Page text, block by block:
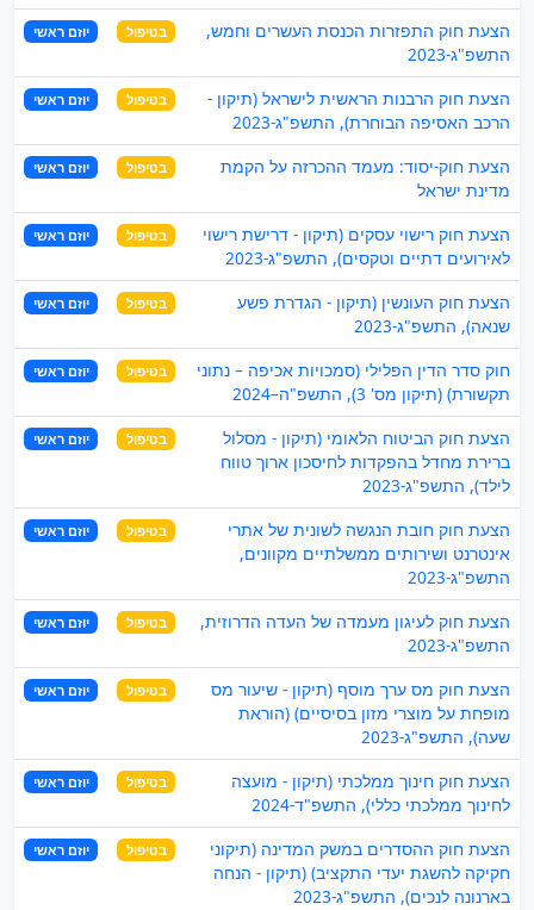
הצעת חוק התפזרות הכנסת העשרים וחמש,
התשפ"ג-2023
בטיפול יוזם ראשי
הצעת חוק הרבנות הראשית לישראל (תיקון -
הרכב האסיפה הבוחרת), התשפ"ג-2023
בטיפול יוזם ראשי
הצעת חוק-יסוד: מעמד ההכרזה על הקמת
מדינת ישראל
בטיפול יוזם ראשי
הצעת חוק רישוי עסקים (תיקון - דרישת רישוי
לאירועים דתיים וטקסים), התשפ"ג-2023
בטיפול יוזם ראשי
הצעת חוק העונשין (תיקון - הגדרת פשע
שנאה), התשפ"ג-2023
בטיפול יוזם ראשי
חוק סדר הדין הפלילי (סמכויות אכיפה – נתוני
תקשורת) (תיקון מס' 3), התשפ"ה–2024
בטיפול יוזם ראשי
הצעת חוק הביטוח הלאומי (תיקון - מסלול
ברירת מחדל בהפקדות לחיסכון ארוך טווח
לילד), התשפ"ג-2023
בטיפול יוזם ראשי
הצעת חוק חובת הנגשה לשונית של אתרי
אינטרנט ושירותים ממשלתיים מקוונים,
התשפ"ג-2023
בטיפול יוזם ראשי
הצעת חוק לעיגון מעמדה של העדה הדרוזית,
התשפ"ג-2023
בטיפול יוזם ראשי
הצעת חוק מס ערך מוסף (תיקון - שיעור מס
מופחת על מוצרי מזון בסיסיים) (הוראת
שעה), התשפ"ג-2023
בטיפול יוזם ראשי
הצעת חוק חינוך ממלכתי (תיקון - מועצה
לחינוך ממלכתי כללי), התשפ"ד-2024
בטיפול יוזם ראשי
הצעת חוק ההסדרים במשק המדינה (תיקוני
חקיקה להשגת יעדי התקציב) (תיקון - הנחה
בארנונה לנכים), התשפ"ג-2023
בטיפול יוזם ראשי